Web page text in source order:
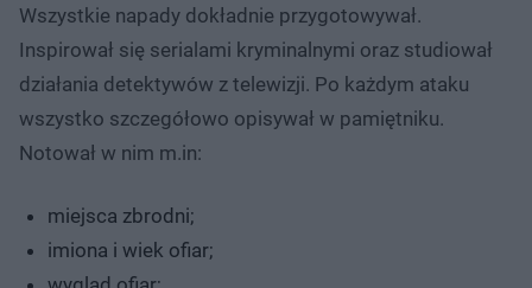
Wszystkie napady dokładnie przygotowywał.
Inspirował się serialami kryminalnymi oraz studiował
działania detektywów z telewizji. Po każdym ataku
wszystko szczegółowo opisywał w pamiętniku.
Notował w nim m.in:
miejsca zbrodni;
imiona i wiek ofiar;